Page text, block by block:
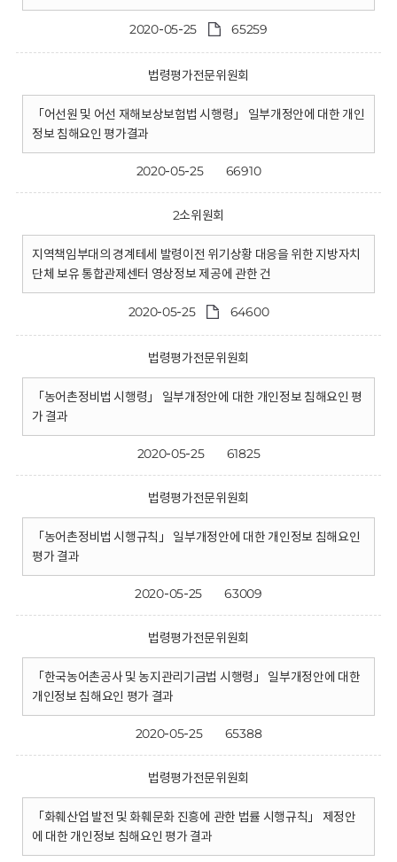
2020-05-25 65259
법령평가전문위원회
「어선원 및 어선 재해보상보험법 시행령」 일부개정안에 대한 개인
정보 침해요인 평가결과
2020-05-25 66910
2소위원회
지역책임부대의 경계테세 발령이전 위기상황 대응을 위한 지방자치
단체 보유 통합관제센터 영상정보 제공에 관한 건
2020-05-25 64600
법령평가전문위원회
「농어촌정비법 시행령」 일부개정안에 대한 개인정보 침해요인 평
가 결과
2020-05-25 61825
법령평가전문위원회
「농어촌정비법 시행규칙」 일부개정안에 대한 개인정보 침해요인
평가 결과
2020-05-25 63009
법령평가전문위원회
「한국농어촌공사 및 농지관리기금법 시행령」 일부개정안에 대한
개인정보 침해요인 평가 결과
2020-05-25 65388
법령평가전문위원회
「화훼산업 발전 및 화훼문화 진흥에 관한 법률 시행규칙」 제정안
에 대한 개인정보 침해요인 평가 결과